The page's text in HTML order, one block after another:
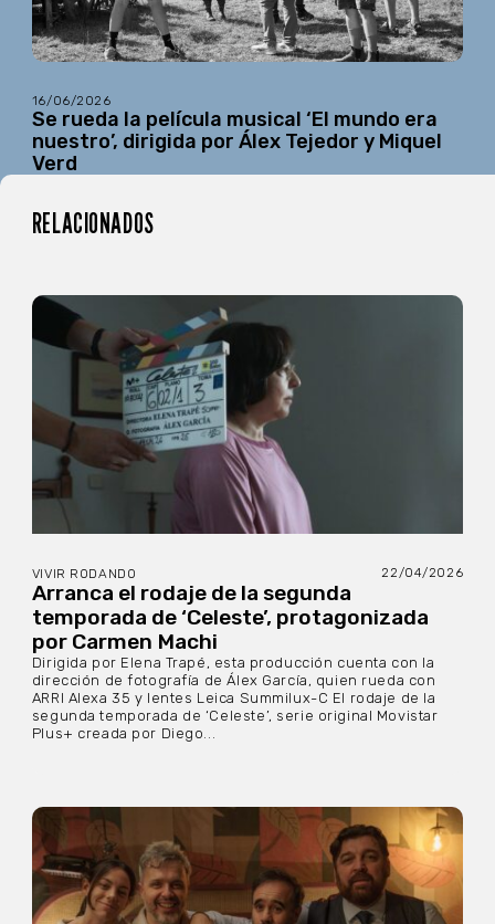
16/06/2026
Se rueda la película musical ‘El mundo era
nuestro’, dirigida por Álex Tejedor y Miquel
Verd
RELACIONADOS
VIVIR RODANDO 22/04/2026
Arranca el rodaje de la segunda
temporada de ‘Celeste’, protagonizada
por Carmen Machi
Dirigida por Elena Trapé, esta producción cuenta con la
dirección de fotografía de Álex García, quien rueda con
ARRI Alexa 35 y lentes Leica Summilux-C El rodaje de la
segunda temporada de ‘Celeste’, serie original Movistar
Plus+ creada por Diego...